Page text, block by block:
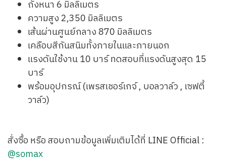
ถังหนา 6 มิลลิเมตร
ความสูง 2,350 มิลลิเมตร
เส้นผ่านศูนย์กลาง 870 มิลลิเมตร
เคลือบสีกันสนิมทั้งภายในและภายนอก
แรงดันใช้งาน 10 บาร์ ทดสอบที่แรงดันสูงสุด 15
บาร์
พร้อมอุปกรณ์ (เพรสเชอร์เกจ์ , บอลวาล์ว , เซฟตี้
วาล์ว)
สั่งซื้อ หรือ สอบถามข้อมูลเพิ่มเติมได้ที่ LINE Official :
@somax